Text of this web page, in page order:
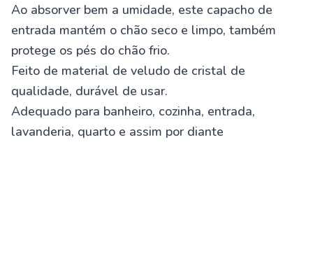
Ao absorver bem a umidade, este capacho de
entrada mantém o chão seco e limpo, também
protege os pés do chão frio.
Feito de material de veludo de cristal de
qualidade, durável de usar.
Adequado para banheiro, cozinha, entrada,
lavanderia, quarto e assim por diante